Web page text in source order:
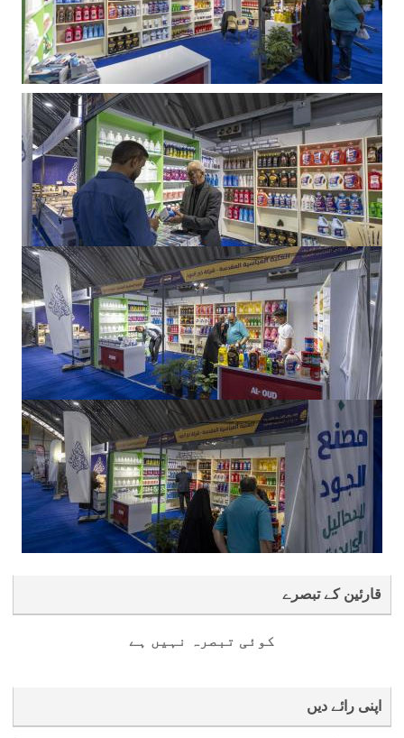
قارئین کے تبصرے
کوئی تبصرہ نہیں ہے
اپنی رائے دیں